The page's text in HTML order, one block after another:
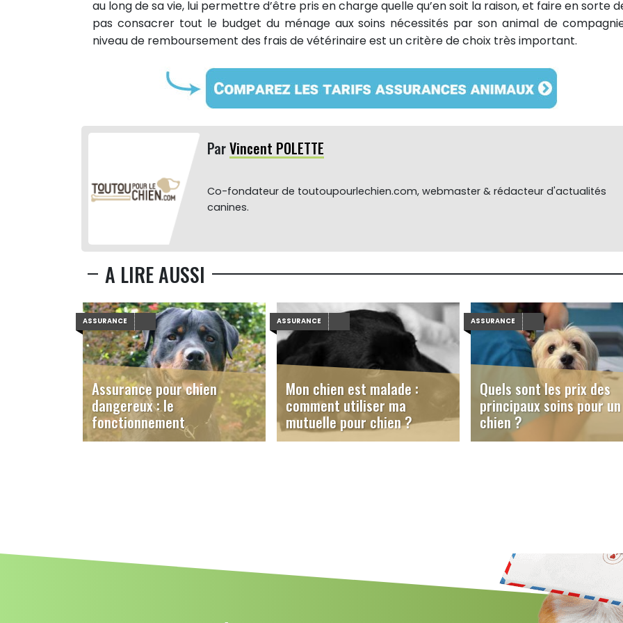
au long de sa vie, lui permettre d’être pris en charge quelle qu’en soit la raison, et faire en sorte
pas consacrer tout le budget du ménage aux soins nécessités par son animal de
niveau de remboursement des frais de vétérinaire est un critère de choix très important.
ParVincent POLETTE
Co-fondateur de toutoupourlechien.com, webmaster & rédacteur d'actualités
canines.
A LIRE AUSSI
ASSURANCE
Assurance pour chien
dangereux : le
fonctionnement
ASSURANCE
Mon chien est malade :
comment utiliser ma
mutuelle pour chien ?
ASSURANCE
Quels sont les prix des
principaux soins pour un
chien ?